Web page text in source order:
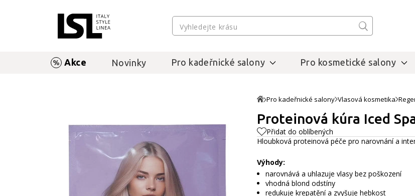
Akce Novinky Pro kadeřnické salony Pro kosmetické salony
Pro kadeřnické salony Vlasová kosmetika
Proteinová kúra Iced
Přidat do oblíbených
Hloubková proteinová péče pro narovnání a
Výhody:
narovnává a uhlazuje vlasy bez poškození
vhodná blond odstíny
redukuje krepatění a zvyšuje hebkost